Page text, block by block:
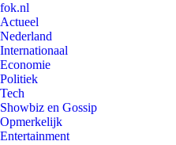
fok.nl
Actueel
Nederland
Internationaal
Economie
Politiek
Tech
Showbiz en Gossip
Opmerkelijk
Entertainment